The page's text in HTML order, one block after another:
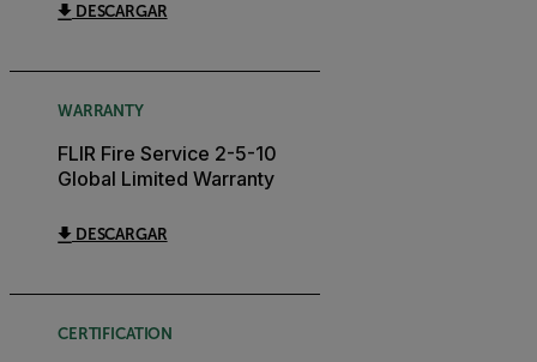
DESCARGAR
WARRANTY
FLIR Fire Service 2-5-10
Global Limited Warranty
DESCARGAR
CERTIFICATION